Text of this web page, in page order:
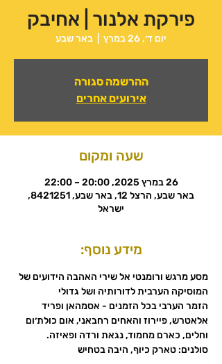
פירקת אלנור | אחיבק
יום ד׳, 26 במרץ באר שבע
ההרשמה סגורה
אירועים אחרים
שעה ומקום
26 במרץ 2025, 20:00 – 22:00
באר שבע, הרצל 12, באר שבע, 8421251,
ישראל
מידע נוסף:
מסע מרגש ורומנטי אל שירי האהבה הידועים של
המוסיקה הערבית לדורותיה ושל גדולי
הזמר הערבי בכל הזמנים - אסמהאן ופריד
אלאטרש, פיירוז והאחים רחבאני, אום כולת׳ום
וחלים, כארם מחמוד, נגאת ורדה ופאיזה.
סולנים: טארק כיוף, היבה בטחיש